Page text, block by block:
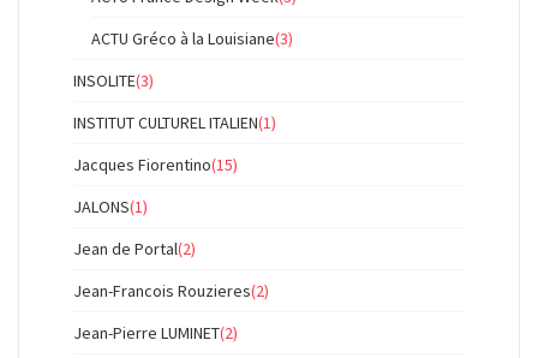
ACTU Gréco à la Louisiane(3)
INSOLITE(3)
INSTITUT CULTUREL ITALIEN(1)
Jacques Fiorentino(15)
JALONS(1)
Jean de Portal(2)
Jean-Francois Rouzieres(2)
Jean-Pierre LUMINET(2)